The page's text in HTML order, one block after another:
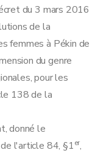
du 3 mars 2016
de la
femmes à Pékin de
du genre
pour les
138 de la
donné le
l'article 84, §1er,